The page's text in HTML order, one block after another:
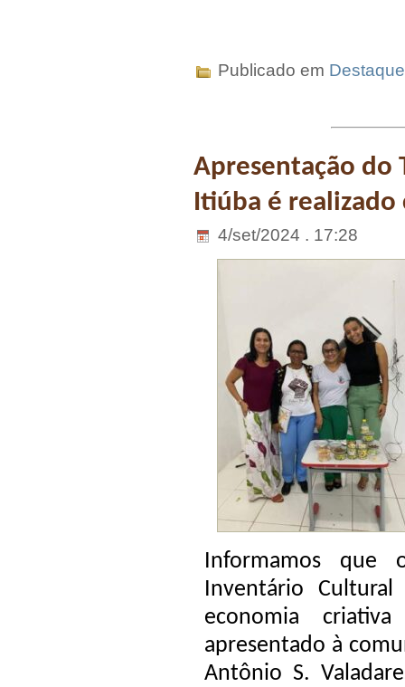
Publicado em
Apresentação do
Itiúba é realizado
4/set/2024 . 17:28
Informamos que
Inventário
economia
apresentado à
Antônio S.